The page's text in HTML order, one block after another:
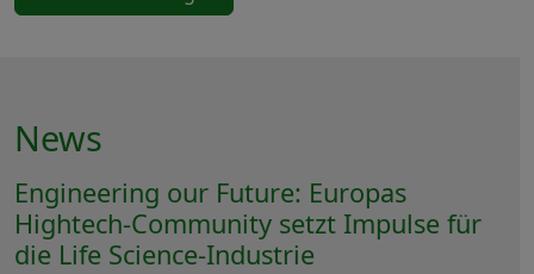
News
Engineering our Future: Europas
Hightech-Community setzt Impulse für
die Life Science-Industrie